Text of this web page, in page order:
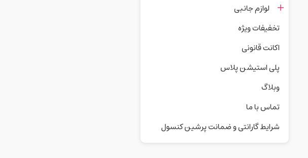
لوازم جانبی
تخفیفات ویژه
اکانت قانونی
پلی استیشن پلاس
وبلاگ
تماس با ما
شرایط گارانتی و ضمانت پرشین کنسول